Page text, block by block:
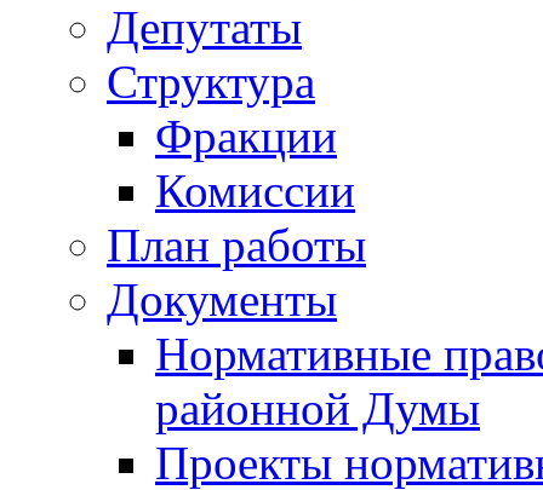
Депутаты
Структура
Фракции
Комиссии
План работы
Документы
Нормативные
районной Думы
Проекты